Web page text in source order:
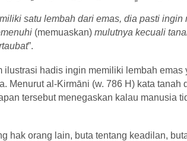
satu lembah dari emas, dia pasti ingin
(memuaskan) mulutnya kecuali
”.
hadis ingin memiliki lembah emas
Menurut al-Kirmāni (w. 786 H) kata tanah
tersebut menegaskan kalau manusia
hak orang lain, buta tentang keadilan,